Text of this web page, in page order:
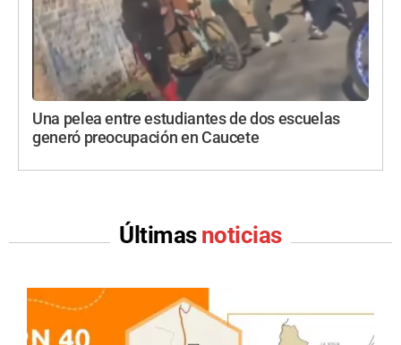
Una pelea entre estudiantes de dos escuelas
generó preocupación en Caucete
Últimas noticias